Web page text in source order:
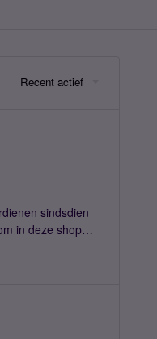
Recent actief
sindsdien
in deze shop
makkelijker